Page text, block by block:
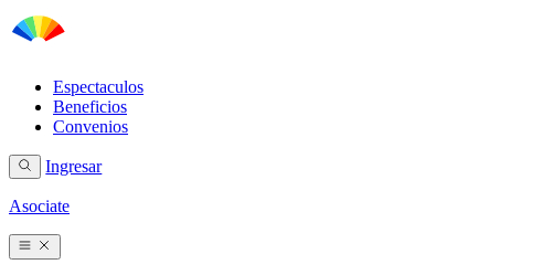
Espectaculos
Beneficios
Convenios
Ingresar
Asociate